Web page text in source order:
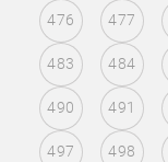
476 477
483 484
490 491
497 498